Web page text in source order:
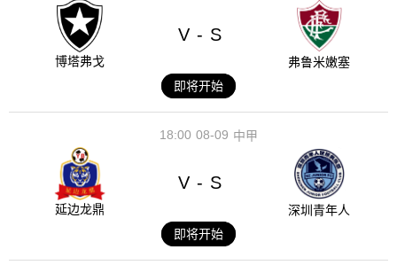
博塔弗戈
V - S
弗鲁米嫩塞
即将开始
08-09
18:00 中甲
延边龙鼎
V - S
深圳青年人
即将开始